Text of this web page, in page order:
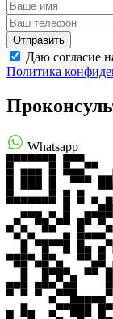
Даю согласие
Политика
Whatsapp